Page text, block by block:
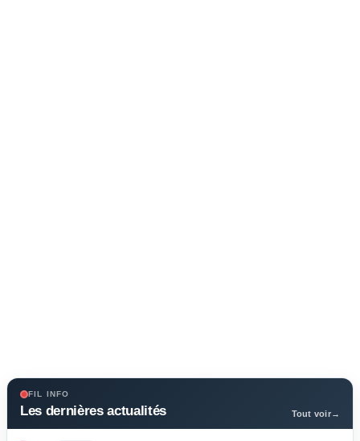
FIL INFO
Les dernières actualités Tout voir→